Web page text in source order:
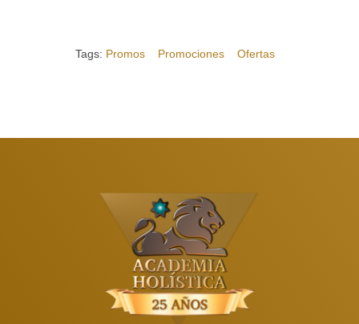
Tags: Promos Promociones Ofertas